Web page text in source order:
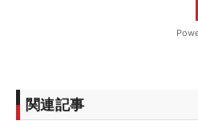
関連記事